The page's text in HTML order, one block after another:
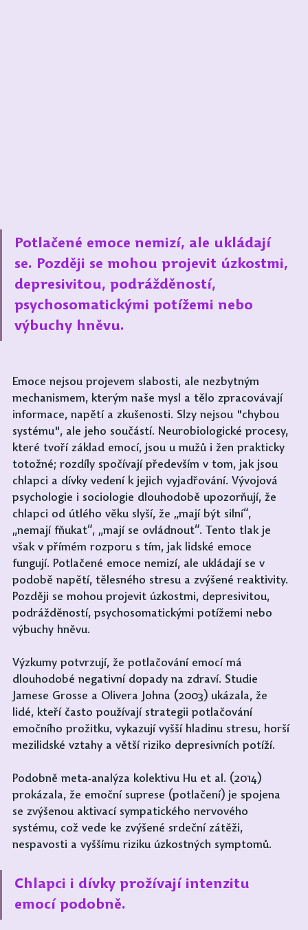
Potlačené emoce nemizí, ale ukládají
se. Později se mohou projevit úzkostmi,
depresivitou, podrážděností,
psychosomatickými potížemi nebo
výbuchy hněvu.
Emoce nejsou projevem slabosti, ale nezbytným
mechanismem, kterým naše mysl a tělo zpracovávají
informace, napětí a zkušenosti. Slzy nejsou "chybou
systému", ale jeho součástí. Neurobiologické procesy,
které tvoří základ emocí, jsou u mužů i žen prakticky
totožné; rozdíly spočívají především v tom, jak jsou
chlapci a dívky vedení k jejich vyjadřování. Vývojová
psychologie i sociologie dlouhodobě upozorňují, že
chlapci od útlého věku slyší, že „mají být silní“,
„nemají fňukat“, „mají se ovládnout“. Tento tlak je
však v přímém rozporu s tím, jak lidské emoce
fungují. Potlačené emoce nemizí, ale ukládají se v
podobě napětí, tělesného stresu a zvýšené reaktivity.
Později se mohou projevit úzkostmi, depresivitou,
podrážděností, psychosomatickými potížemi nebo
výbuchy hněvu.
Výzkumy potvrzují, že potlačování emocí má
dlouhodobé negativní dopady na zdraví. Studie
Jamese Grosse a Olivera Johna (2003) ukázala, že
lidé, kteří často používají strategii potlačování
emočního prožitku, vykazují vyšší hladinu stresu, horší
mezilidské vztahy a větší riziko depresivních potíží.
Podobně meta-analýza kolektivu Hu et al. (2014)
prokázala, že emoční suprese (potlačení) je spojena
se zvýšenou aktivací sympatického nervového
systému, což vede ke zvýšené srdeční zátěži,
nespavosti a vyššímu riziku úzkostných symptomů.
Chlapci i dívky prožívají intenzitu
emocí podobně.